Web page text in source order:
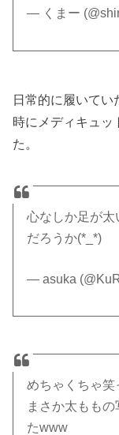
— くまー
日常的に履いてい
時にメディキュッ
た。
心なしか足が太
だろうか(*_*)
— asuka
めちゃくちゃ
まさか太もも
たwww